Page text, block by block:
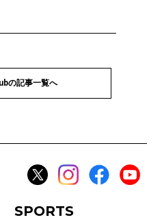
の記事一覧へ
SPORTS